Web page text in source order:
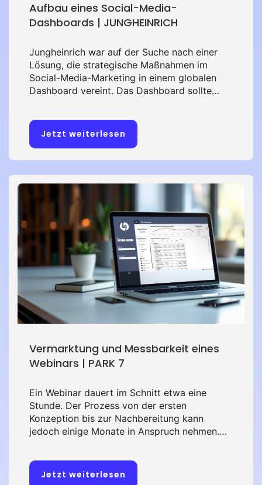
Aufbau eines Social-Media-
Dashboards | JUNGHEINRICH
Jungheinrich war auf der Suche nach einer
Lösung, die strategische Maßnahmen im
Social-Media-Marketing in einem globalen
Dashboard vereint. Das Dashboard sollte
Kanäle geben und sie miteinander
vergleichen. Eine weitere Anforderung war
Erfolgsgeschichte, wie PARK 7 die
Datenmengen aus 40 Ländern sammeln,
verarbeiten und via Social-Media-Dashboard
visualisieren konnte.
Jetzt weiterlesen
Vermarktung und Messbarkeit eines
Webinars | PARK 7
Ein Webinar dauert im Schnitt etwa eine
Stunde. Der Prozess von der ersten
Konzeption bis zur Nachbereitung kann
jedoch einige Monate in Anspruch nehmen.
dafür sorgen, dass Webinar-Reihen (sowie die
entsprechenden Vermarktungsprozesse) für
Jetzt weiterlesen